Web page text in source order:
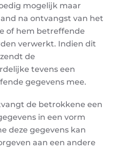
mogelijk maar
na ontvangst van het
of hem betreffende
verwerkt. Indien dit
de
tevens een
gegevens mee.
de betrokkene een
in een vorm
deze gegevens kan
aan een andere